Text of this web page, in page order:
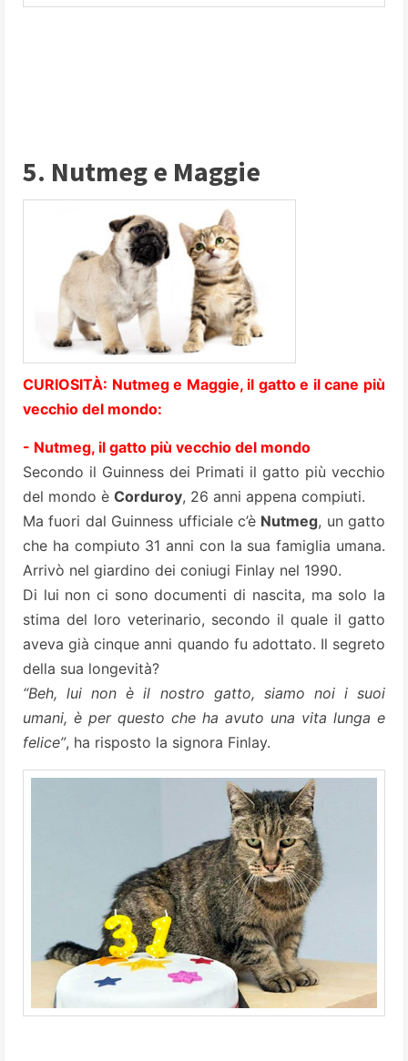
5. Nutmeg e Maggie
CURIOSITÀ: Nutmeg e Maggie, il gatto e il cane più
vecchio del mondo:
- Nutmeg, il gatto più vecchio del mondo
Secondo il Guinness dei Primati il gatto più vecchio
del mondo è Corduroy, 26 anni appena compiuti.
Ma fuori dal Guinness ufficiale c’è Nutmeg, un gatto
che ha compiuto 31 anni con la sua famiglia umana.
Arrivò nel giardino dei coniugi Finlay nel 1990.
Di lui non ci sono documenti di nascita, ma solo la
stima del loro veterinario, secondo il quale il gatto
aveva già cinque anni quando fu adottato. Il segreto
della sua longevità?
“Beh, lui non è il nostro gatto, siamo noi i suoi
umani, è per questo che ha avuto una vita lunga e
felice”, ha risposto la signora Finlay.